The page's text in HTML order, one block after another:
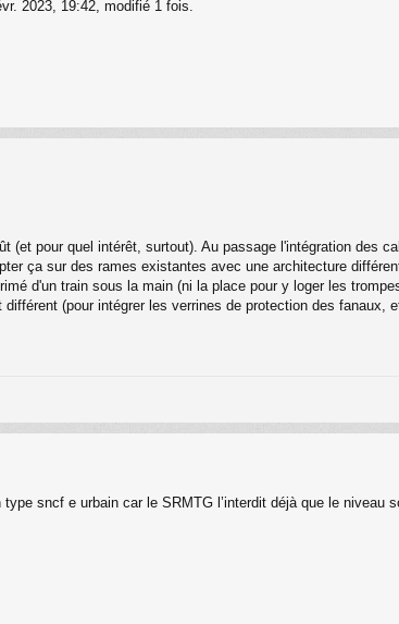
2023, 19:42, modifié 1 fois.
pour quel intérêt, surtout). Au passage l'intégration des
ça sur des rames existantes avec une architecture
d'un train sous la main (ni la place pour y loger les
(pour intégrer les verrines de protection des fanaux,
sncf e urbain car le SRMTG l’interdit déjà que le